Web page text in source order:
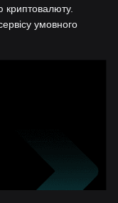
криптовалюту.
умовного